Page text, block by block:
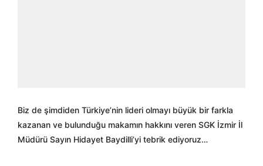
Biz de şimdiden Türkiye’nin lideri olmayı büyük bir farkla
kazanan ve bulunduğu makamın hakkını veren SGK İzmir İl
Müdürü Sayın Hidayet Baydilli’yi tebrik ediyoruz…